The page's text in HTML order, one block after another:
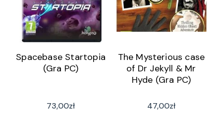
Spacebase Startopia
(Gra PC)
73,00zł
The Mysterious case
of Dr Jekyll & Mr
Hyde (Gra PC)
47,00zł